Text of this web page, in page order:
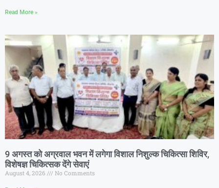
Read More »
9 अगस्त को अग्रवाल भवन में लगेगा विशाल निशुल्क चिकित्सा शिविर,
विशेषज्ञ चिकित्सक देंगे सेवाएं
August 4, 2026 No Comments